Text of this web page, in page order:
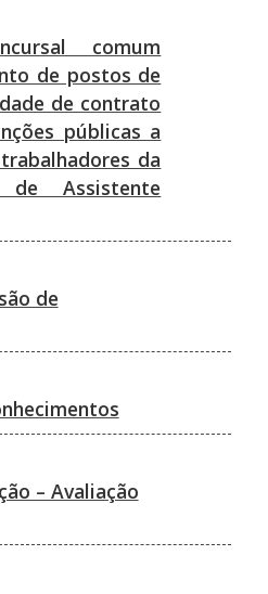
comum
de postos de
de contrato
públicas a
da
de Assistente
de
– Avaliação